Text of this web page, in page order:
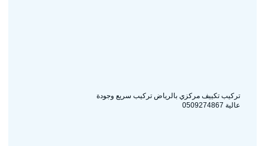
تركيب تكييف مركزي بالرياض تركيب سريع وجودة
عالية 0509274867